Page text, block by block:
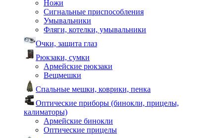
Ножи
Сигнальные приспособления
Умывальники
Фляги, котелки, умывальники
Очки, защита глаз
Рюкзаки, сумки
Армейские рюкзаки
Вещмешки
Спальные мешки, коврики, пенка
Оптические приборы (бинокли, прицелы,
калиматоры)
Армейские бинокли
Оптические прицелы